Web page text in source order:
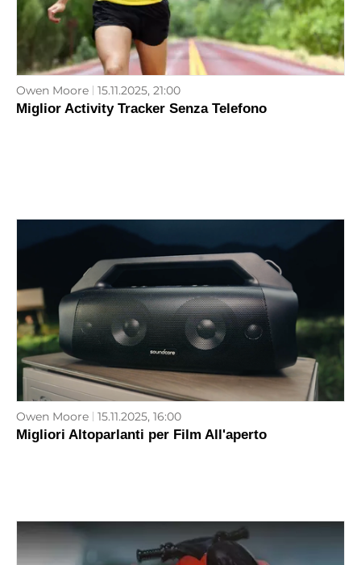
Owen Moore 15.11.2025, 21:00
Miglior Activity Tracker Senza Telefono
Owen Moore 15.11.2025, 16:00
Migliori Altoparlanti per Film All'aperto